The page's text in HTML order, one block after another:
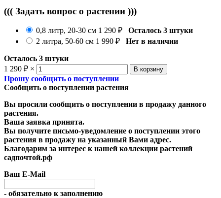
((( Задать вопрос о растении )))
0,8 литр, 20-30 см 1 290 ₽
Осталось 3 штуки
2 литра, 50-60 см 1 990 ₽ Нет в наличии
Осталось 3 штуки
1 290 ₽ ×
Прошу сообщить о поступлении
Сообщить о поступлении растения
Вы просили сообщить о поступлении в продажу данного
растения.
Ваша заявка принята.
Вы получите письмо-уведомление о поступлении этого
растения в продажу на указанный Вами адрес.
Благодарим за интерес к нашей коллекции растений
садпочтой.рф
Ваш E-Mail
- обязательно к заполнению